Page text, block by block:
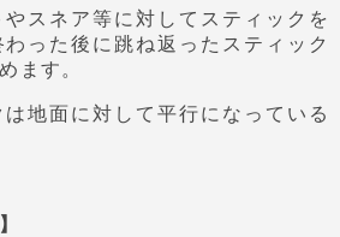
スネア等に対してスティックを
った後に跳ね返ったスティック
ます。
地面に対して平行になっている